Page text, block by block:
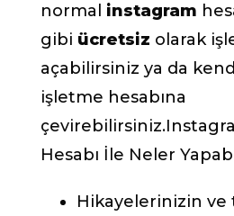
normal instagram
gibi ücretsiz olarak
açabilirsiniz ya da
işletme hesabına
Hesabı İle Neler
Hikayelerinizin ve